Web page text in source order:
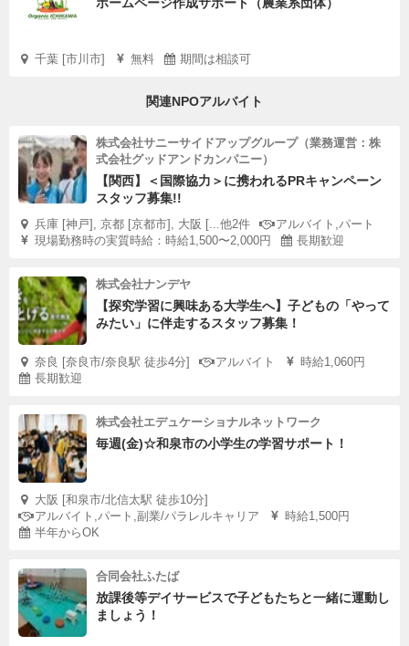
千葉 [市川市] 無料 期間は相談可
関連NPOアルバイト
株式会社サニーサイドアップグループ（業務運営：株
式会社グッドアンドカンパニー）
【関西】＜国際協力＞に携われるPRキャンペーン
スタッフ募集!!
兵庫 [神戸], 京都 [京都市], 大阪 [...他2件
アルバイト,パート
現場勤務時の実質時給：時給1,500〜2,000円
長期歓迎
株式会社ナンデヤ
【探究学習に興味ある大学生へ】子どもの「やって
みたい」に伴走するスタッフ募集！
奈良 [奈良市/奈良駅 徒歩4分] アルバイト
時給1,060円
長期歓迎
株式会社エデュケーショナルネットワーク
毎週(金)☆和泉市の小学生の学習サポート！
大阪 [和泉市/北信太駅 徒歩10分]
アルバイト,パート,副業/パラレルキャリア
時給1,500円
半年からOK
合同会社ふたば
放課後等デイサービスで子どもたちと一緒に運動し
ましょう！